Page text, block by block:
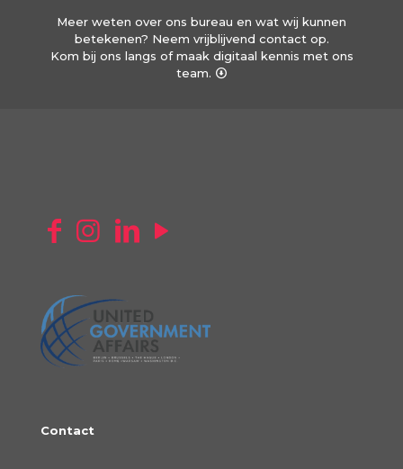
Meer weten over ons bureau en wat wij kunnen
betekenen? Neem vrijblijvend contact op.
Kom bij ons langs of maak digitaal kennis met ons
team.
Contact